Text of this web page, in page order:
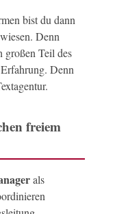
bist du dann
Denn
großen Teil des
Denn
freiem
als